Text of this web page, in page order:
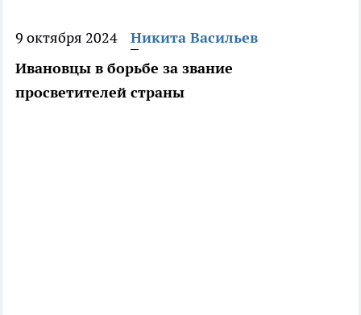
9 октября 2024
Никита Васильев
Ивановцы в борьбе за звание
просветителей страны